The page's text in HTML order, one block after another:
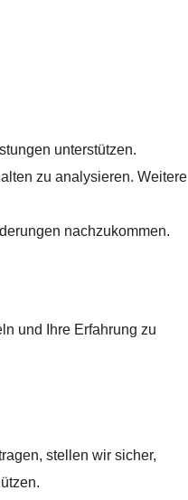
unterstützen.
zu analysieren. Weitere
nachzukommen.
und Ihre Erfahrung zu
stellen wir sicher,